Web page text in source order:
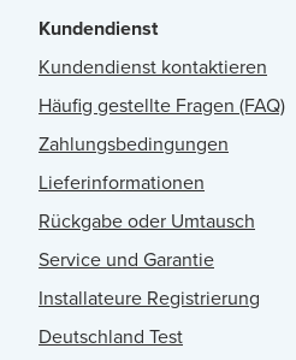
Kundendienst
Kundendienst kontaktieren
Häufig gestellte Fragen (FAQ)
Zahlungsbedingungen
Lieferinformationen
Rückgabe oder Umtausch
Service und Garantie
Installateure Registrierung
Deutschland Test